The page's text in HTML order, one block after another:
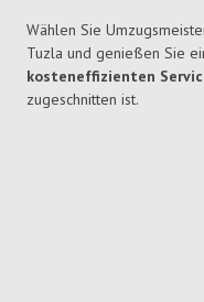
Wählen Sie
Tuzla und genießen Sie
kosteneffizienten
zugeschnitten ist.